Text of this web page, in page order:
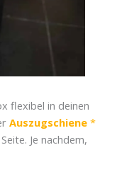
flexibel in deinen
Auszugschiene
Je nachdem,